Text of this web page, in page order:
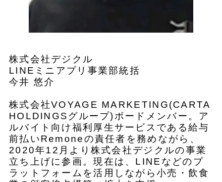
株式会社デジクル
LINEミニアプリ事業部統括
今井 悠介
株式会社VOYAGE MARKETING(CARTA
HOLDINGSグループ)ボードメンバー。ア
ルバイト向け福利厚生サービスである給与
前払いRemoneの責任者を務めながら、
2020年12月より株式会社デジクルの事業
立ち上げに参画。現在は、LINEなどのプ
ラットフォームを活用しながら小売・飲食